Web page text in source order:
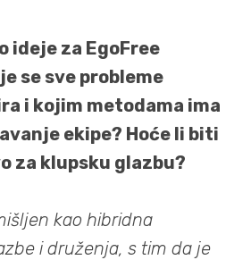
ideje za EgoFree
se sve probleme
i kojim metodama ima
ekipe? Hoće li biti
za klupsku glazbu?
kao hibridna
i druženja, s tim da je